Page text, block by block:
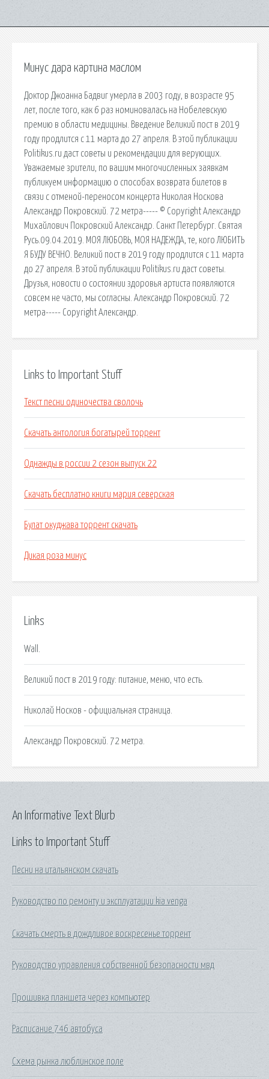
Минус дара картина маслом
Доктор Джоанна Бадвиг умерла в 2003 году, в возрасте 95
лет, после того, как 6 раз номиновалась на Нобелевскую
премию в области медицины. Введение Великий пост в 2019
году продлится с 11 марта до 27 апреля. В этой публикации
Politikus.ru даст советы и рекомендации для верующих.
Уважаемые зрители, по вашим многочисленных заявкам
публикуем информацию о способах возврата билетов в
связи с отменой-переносом концерта Николая Носкова
Александр Покровский. 72 метра----- © Copyright Александр
Михайлович Покровский Александр. Санкт Петербург. Святая
Русь.09.04.2019. МОЯ ЛЮБОВЬ, МОЯ НАДЕЖДА, те, кого ЛЮБИТЬ
Я БУДУ ВЕЧНО. Великий пост в 2019 году продлится с 11 марта
до 27 апреля. В этой публикации Politikus.ru даст советы.
Друзья, новости о состоянии здоровья артиста появляются
совсем не часто, мы согласны. Александр Покровский. 72
метра----- Copyright Александр.
Links to Important Stuff
Текст песни одиночества сволочь
Скачать антология богатырей торрент
Однажды в россии 2 сезон выпуск 22
Скачать бесплатно книги мария северская
Булат окуджава торрент скачать
Дикая роза минус
Links
Wall.
Великий пост в 2019 году: питание, меню, что есть.
Николай Носков - официальная страница.
Александр Покровский. 72 метра.
Links to Important Stuff
Песни на итальянском скачать
Руководство по ремонту и эксплуатации kia venga
Скачать смерть в дождливое воскресенье торрент
Руководство управления собственной безопасности мвд
Прошивка планшета через компьютер
Расписание 746 автобуса
Схема рынка люблинское поле
An Informative Text Blurb